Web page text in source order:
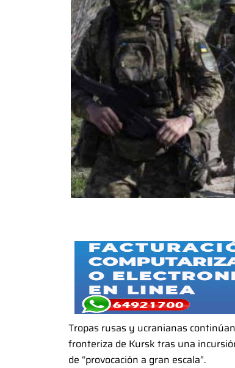
Tropas rusas y ucranianas
fronteriza de Kursk tras una
de “provocación a gran escala”.